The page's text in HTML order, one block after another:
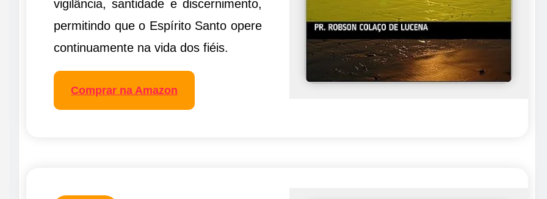
vigilância, santidade e discernimento,
permitindo que o Espírito Santo opere
continuamente na vida dos fiéis.
Comprar na Amazon